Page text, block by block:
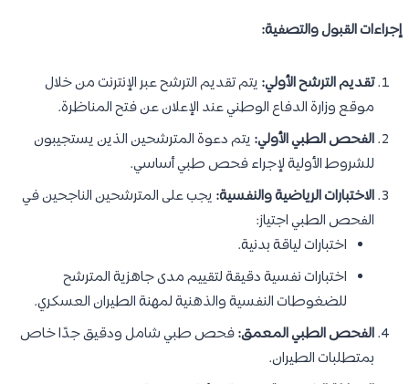
إجراءات القبول والتصفية:
تقديم الترشح الأولي: يتم تقديم الترشح عبر الإنترنت من خلال
موقع وزارة الدفاع الوطني عند الإعلان عن فتح المناظرة.
الفحص الطبي الأولي: يتم دعوة المترشحين الذين يستجيبون
للشروط الأولية لإجراء فحص طبي أساسي.
الاختبارات الرياضية والنفسية: يجب على المترشحين الناجحين في
الفحص الطبي اجتياز:
اختبارات لياقة بدنية.
اختبارات نفسية دقيقة لتقييم مدى جاهزية المترشح
للضغوطات النفسية والذهنية لمهنة الطيران العسكري.
الفحص الطبي المعمق:فحص طبي شامل ودقيق جدًا خاص
بمتطلبات الطيران.